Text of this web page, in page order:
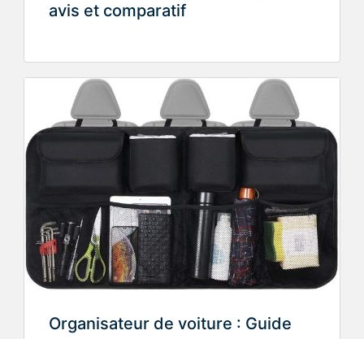
avis et comparatif
Organisateur de voiture : Guide